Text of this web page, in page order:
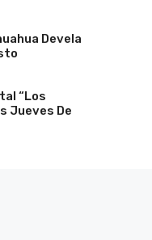
Devela
“Los
Jueves De